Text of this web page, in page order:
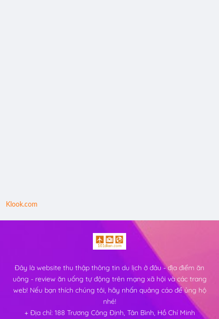
Klook.com
Đây là website thu thập thông tin du lịch ở đâu - địa điểm ăn
uông - review ăn uống tự động trên mạng xã hội và các trang
web! Nếu bạn thích chúng tôi, hãy nhấn quảng cáo để ủng hộ
nhé!
+ Địa chỉ: 188 Trương Công Định, Tân Bình, Hồ Chí Minh